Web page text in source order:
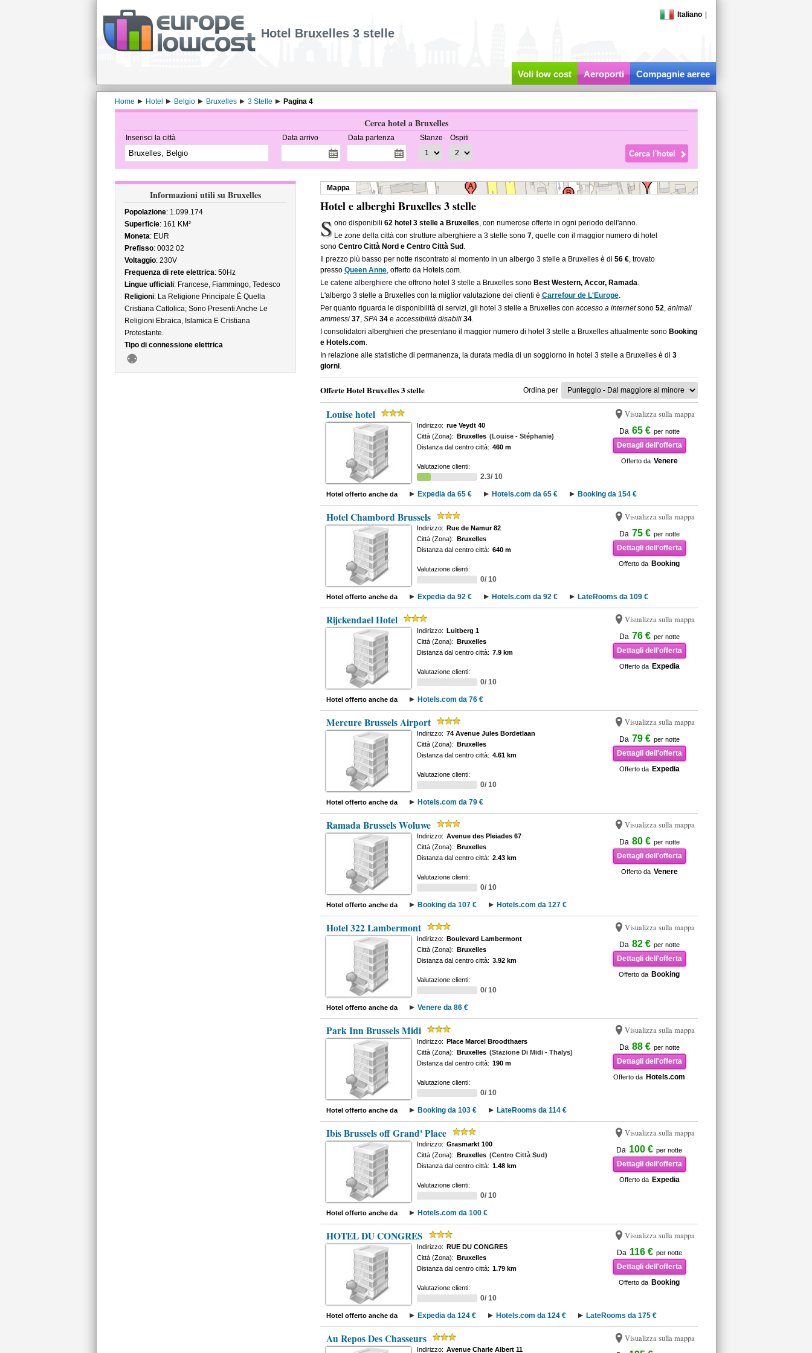
Italiano
Hotel Bruxelles 3 stelle
Voli low cost Aeroporti Compagnie aeree
Home Hotel Belgio Bruxelles 3 Stelle Pagina 4
Cerca hotel a Bruxelles
Inserisci la città Data arrivo Data partenza Stanze Ospiti
Informazioni utili su Bruxelles
Popolazione: 1.099.174
Superficie: 161 KM²
Moneta: EUR
Prefisso: 0032 02
Voltaggio: 230V
Frequenza di rete elettrica: 50Hz
Lingue ufficiali: Francese, Fiammingo, Tedesco
Religioni: La Religione Principale È Quella
Cristiana Cattolica; Sono Presenti Anche Le
Religioni Ebraica, Islamica E Cristiana
Protestante.
Tipo di connessione elettrica
Mappa
Hotel e alberghi Bruxelles 3 stelle
S ono disponibili62 hotel 3 stelle a Bruxelles, con numerose offerte in ogni periodo dell'anno.
Le zone della città con strutture alberghiere a 3 stelle sono7, quelle con il maggior numero di hotel
sono Centro Città Nord e Centro Città Sud .
Il prezzo più basso per notte riscontrato al momento in un albergo 3 stelle a Bruxelles è di 56 €, trovato
presso Queen Anne, offerto da Hotels.com.
Le catene alberghiere che offrono hotel 3 stelle a Bruxelles sono Best Western, Accor, Ramada.
L'albergo 3 stelle a Bruxelles con la miglior valutazione dei clienti è Carrefour de L'Europe.
Per quanto riguarda le disponibilità di servizi, gli hotel 3 stelle a Bruxelles con accesso a internetsono 52, animali
ammessi 37, SPA 34e accessibilità disabili 34.
I consolidatori alberghieri che presentano il maggior numero di hotel 3 stelle a Bruxelles attualmente sono Booking
e Hotels.com.
In relazione alle statistiche di permanenza, la durata media di un soggiorno in hotel 3 stelle a Bruxelles è di 3
giorni.
Offerte Hotel Bruxelles 3 stelle Ordina per
Louise hotel Visualizza sulla mappa
Da 65 € per notte
Dettagli dell'offerta
Offerto da Venere
Indirizzo: rue Veydt 40
Città (Zona): Bruxelles (Louise - Stéphanie)
Distanza dal centro città: 460 m
Valutazione clienti:
2.3/ 10
Hotel offerto anche da Expedia da 65 € Hotels.com da 65 € Booking da 154 €
Hotel Chambord Brussels Visualizza sulla mappa
Da 75 € per notte
Dettagli dell'offerta
Offerto da Booking
Indirizzo: Rue de Namur 82
Città (Zona): Bruxelles
Distanza dal centro città: 640 m
Valutazione clienti:
0/ 10
Hotel offerto anche da Expedia da 92 € Hotels.com da 92 € LateRooms da 109 €
Rijckendael Hotel Visualizza sulla mappa
Da 76 € per notte
Dettagli dell'offerta
Offerto da Expedia
Indirizzo: Luitberg 1
Città (Zona): Bruxelles
Distanza dal centro città: 7.9 km
Valutazione clienti:
0/ 10
Hotel offerto anche da Hotels.com da 76 €
Mercure Brussels Airport Visualizza sulla mappa
Da 79 € per notte
Dettagli dell'offerta
Offerto da Expedia
Indirizzo: 74 Avenue Jules Bordetlaan
Città (Zona): Bruxelles
Distanza dal centro città: 4.61 km
Valutazione clienti:
0/ 10
Hotel offerto anche da Hotels.com da 79 €
Ramada Brussels Woluwe Visualizza sulla mappa
Da 80 € per notte
Dettagli dell'offerta
Offerto da Venere
Indirizzo: Avenue des Pleiades 67
Città (Zona): Bruxelles
Distanza dal centro città: 2.43 km
Valutazione clienti:
0/ 10
Hotel offerto anche da Booking da 107 € Hotels.com da 127 €
Hotel 322 Lambermont Visualizza sulla mappa
Da 82 € per notte
Dettagli dell'offerta
Offerto da Booking
Indirizzo: Boulevard Lambermont
Città (Zona): Bruxelles
Distanza dal centro città: 3.92 km
Valutazione clienti:
0/ 10
Hotel offerto anche da Venere da 86 €
Park Inn Brussels Midi Visualizza sulla mappa
Da 88 € per notte
Dettagli dell'offerta
Offerto da Hotels.com
Indirizzo: Place Marcel Broodthaers
Città (Zona): Bruxelles (Stazione Di Midi - Thalys)
Distanza dal centro città: 190 m
Valutazione clienti:
0/ 10
Hotel offerto anche da Booking da 103 € LateRooms da 114 €
Ibis Brussels off Grand' Place Visualizza sulla mappa
Da 100 € per notte
Dettagli dell'offerta
Offerto da Expedia
Indirizzo: Grasmarkt 100
Città (Zona): Bruxelles (Centro Città Sud)
Distanza dal centro città: 1.48 km
Valutazione clienti:
0/ 10
Hotel offerto anche da Hotels.com da 100 €
HOTEL DU CONGRES Visualizza sulla mappa
Da 116 € per notte
Dettagli dell'offerta
Offerto da Booking
Indirizzo: RUE DU CONGRES
Città (Zona): Bruxelles
Distanza dal centro città: 1.79 km
Valutazione clienti:
0/ 10
Hotel offerto anche da Expedia da 124 € Hotels.com da 124 € LateRooms da 175 €
Au Repos Des Chasseurs Visualizza sulla mappa
Indirizzo: Avenue Charle Albert 11